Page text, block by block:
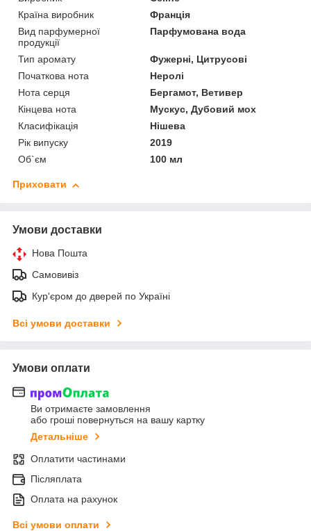
Країна виробник
Франція
Вид парфумерної
продукції
Парфумована вода
Тип аромату
Фужерні, Цитрусові
Початкова нота
Неролі
Нота серця
Бергамот, Ветивер
Кінцева нота
Мускус, Дубовий мох
Класифікація
Нішева
Рік випуску
2019
Об`єм
100 мл
Приховати
Умови доставки
Нова Пошта
Самовивіз
Кур'єром до дверей по Україні
Всі умови доставки
Умови оплати
Ви отримаєте замовлення
або гроші повернуться на вашу картку
Детальніше
Оплатити частинами
Післяплата
Оплата на рахунок
Всі умови оплати